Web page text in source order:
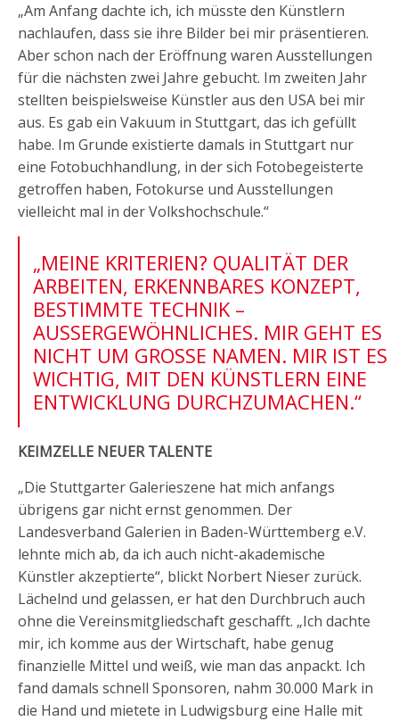
„Am Anfang dachte ich, ich müsste den Künstlern
nachlaufen, dass sie ihre Bilder bei mir präsentieren.
Aber schon nach der Eröffnung waren Ausstellungen
für die nächsten zwei Jahre gebucht. Im zweiten Jahr
stellten beispielsweise Künstler aus den USA bei mir
aus. Es gab ein Vakuum in Stuttgart, das ich gefüllt
habe. Im Grunde existierte damals in Stuttgart nur
eine Fotobuchhandlung, in der sich Fotobegeisterte
getroffen haben, Fotokurse und Ausstellungen
vielleicht mal in der Volkshochschule.“
„MEINE KRITERIEN? QUALITÄT DER
ARBEITEN, ERKENNBARES KONZEPT,
BESTIMMTE TECHNIK –
AUSSERGEWÖHNLICHES. MIR GEHT ES
NICHT UM GROSSE NAMEN. MIR IST ES
WICHTIG, MIT DEN KÜNSTLERN EINE
ENTWICKLUNG DURCHZUMACHEN.“
KEIMZELLE NEUER TALENTE
„Die Stuttgarter Galerieszene hat mich anfangs
übrigens gar nicht ernst genommen. Der
Landesverband Galerien in Baden-Württemberg e.V.
lehnte mich ab, da ich auch nicht-akademische
Künstler akzeptierte“, blickt Norbert Nieser zurück.
Lächelnd und gelassen, er hat den Durchbruch auch
ohne die Vereinsmitgliedschaft geschafft. „Ich dachte
mir, ich komme aus der Wirtschaft, habe genug
finanzielle Mittel und weiß, wie man das anpackt. Ich
fand damals schnell Sponsoren, nahm 30.000 Mark in
die Hand und mietete in Ludwigsburg eine Halle mit